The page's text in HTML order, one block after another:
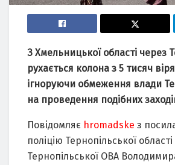
З Хмельницької області через
рухається колона з 5 тисяч
ігноруючи обмеження влади
на проведення подібних
Повідомляє hromadske з
поліцію Тернопільської
Тернопільської ОВА